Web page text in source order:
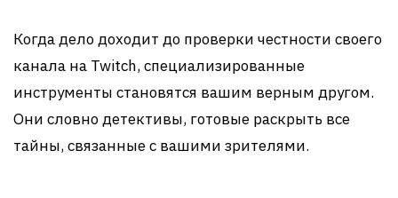
Когда дело доходит до проверки честности своего
канала на Twitch, специализированные
инструменты становятся вашим верным другом.
Они словно детективы, готовые раскрыть все
тайны, связанные с вашими зрителями.